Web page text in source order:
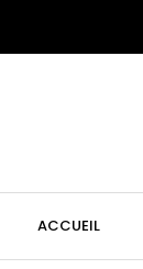
ACCUEIL